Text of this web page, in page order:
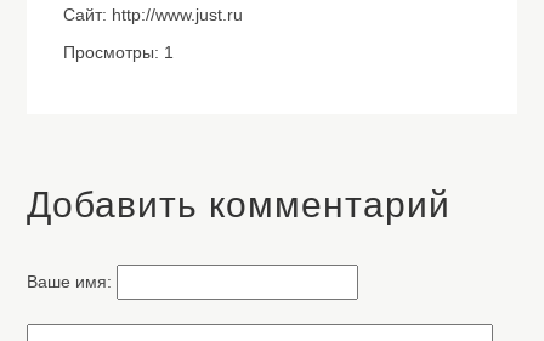
Сайт: http://www.just.ru
Просмотры: 1
Добавить комментарий
Ваше имя: